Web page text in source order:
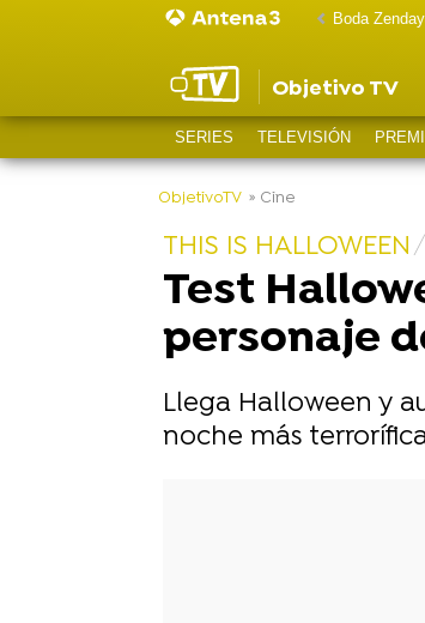
Boda
Objetivo TV
SERIES TELEVISIÓN
-
ObjetivoTV » Cine
THIS IS HALLOWEEN
Test
personaje
Llega Halloween y
noche más